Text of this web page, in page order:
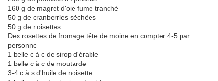
160 g de magret d'oie fumé tranché
50 g de cranberries séchées
50 g de noisettes
Des rosettes de fromage tête de moine en compter 4-5 par
personne
1 belle c à c de sirop d'érable
1 belle c à c de moutarde
3-4 c à s d'huile de noisette